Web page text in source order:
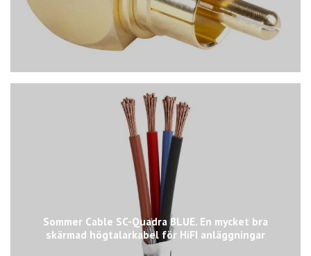
Sommer Cable SC-Quadra BLUE. En mycket bra
skärmad högtalarkabel för HiFI anläggningar